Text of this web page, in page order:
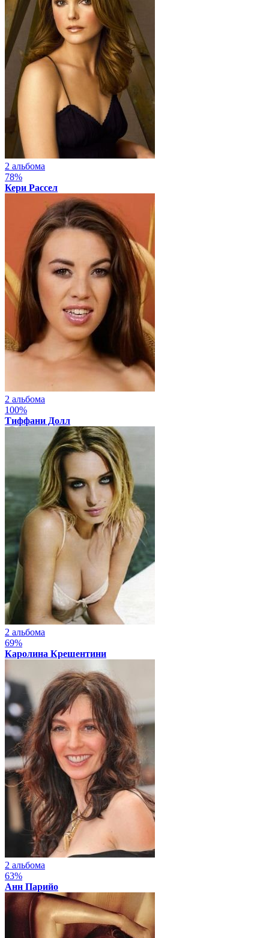
2 альбома
78%
Кери Рассел
2 альбома
100%
Тиффани Долл
2 альбома
69%
Каролина Крешентини
2 альбома
63%
Анн Парийо